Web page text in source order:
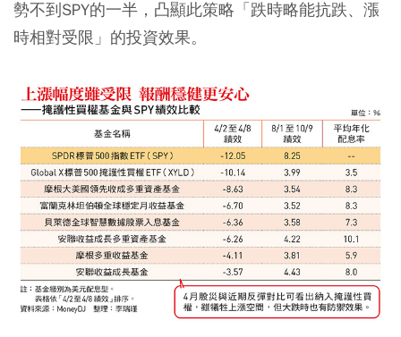
勢不到SPY的一半，凸顯此策略「跌時略能抗跌、漲
時相對受限」的投資效果。